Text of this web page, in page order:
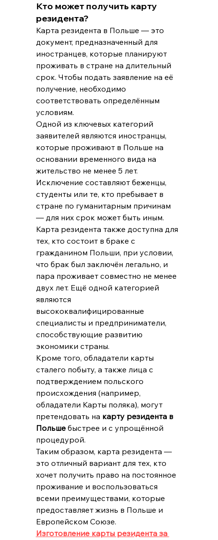
Кто может получить карту
резидента?
Карта резидента в Польше — это
документ, предназначенный для
иностранцев, которые планируют
проживать в стране на длительный
срок. Чтобы подать заявление на её
получение, необходимо
соответствовать определённым
условиям.
Одной из ключевых категорий
заявителей являются иностранцы,
которые проживают в Польше на
основании временного вида на
жительство не менее 5 лет.
Исключение составляют беженцы,
студенты или те, кто пребывает в
стране по гуманитарным причинам
— для них срок может быть иным.
Карта резидента также доступна для
тех, кто состоит в браке с
гражданином Польши, при условии,
что брак был заключён легально, и
пара проживает совместно не менее
двух лет. Ещё одной категорией
являются
высококвалифицированные
специалисты и предприниматели,
способствующие развитию
экономики страны.
Кроме того, обладатели карты
сталего побыту, а также лица с
подтверждением польского
происхождения (например,
обладатели Карты поляка), могут
претендовать на карту резидента в
Польше быстрее и с упрощённой
процедурой.
Таким образом, карта резидента —
это отличный вариант для тех, кто
хочет получить право на постоянное
проживание и воспользоваться
всеми преимуществами, которые
предоставляет жизнь в Польше и
Европейском Союзе.
Изготовление карты резидента за